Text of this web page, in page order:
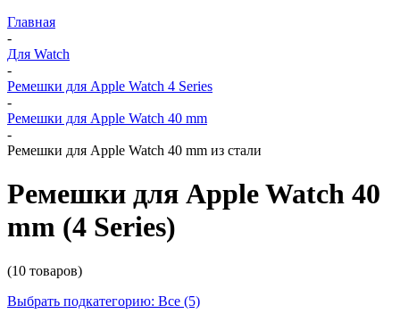
Главная
-
Для Watch
-
Ремешки для Apple Watch 4 Series
-
Ремешки для Apple Watch 40 mm
-
Ремешки для Apple Watch 40 mm из стали
Ремешки для Apple Watch 40
mm (4 Series)
(10 товаров)
Выбрать подкатегорию: Все (5)